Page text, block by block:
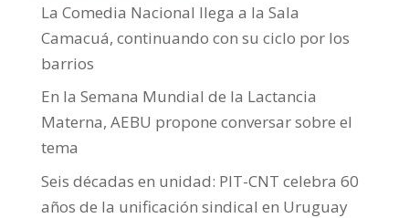
La Comedia Nacional llega a la Sala
Camacuá, continuando con su ciclo por los
barrios
En la Semana Mundial de la Lactancia
Materna, AEBU propone conversar sobre el
tema
Seis décadas en unidad: PIT-CNT celebra 60
años de la unificación sindical en Uruguay